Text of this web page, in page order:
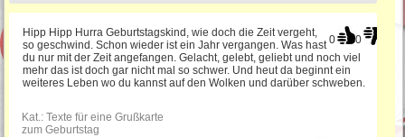
0 0
Hipp Hipp Hurra Geburtstagskind, wie doch die Zeit vergeht,
so geschwind. Schon wieder ist ein Jahr vergangen. Was hast
du nur mit der Zeit angefangen. Gelacht, gelebt, geliebt und noch viel
mehr das ist doch gar nicht mal so schwer. Und heut da beginnt ein
weiteres Leben wo du kannst auf den Wolken und darüber schweben.
Kat.:Texte für eine Grußkarte
zum Geburtstag